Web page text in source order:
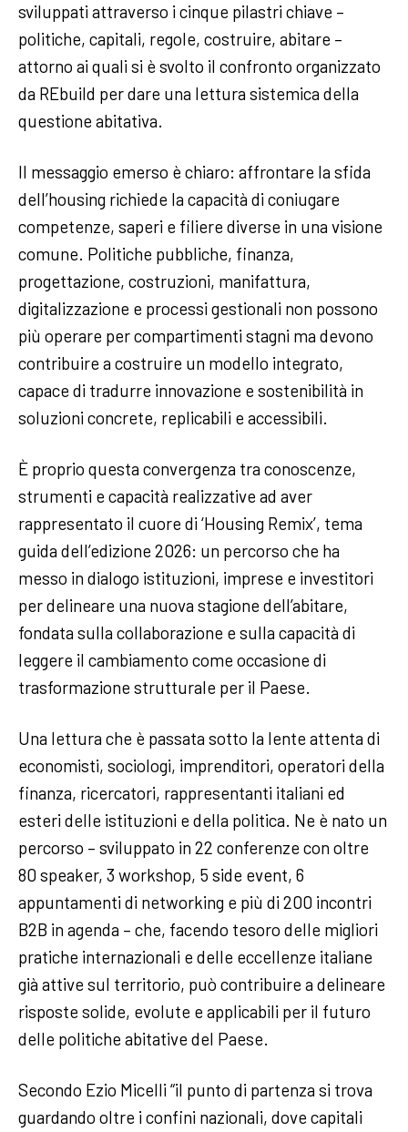
sviluppati attraverso i cinque pilastri chiave –
politiche, capitali, regole, costruire, abitare –
attorno ai quali si è svolto il confronto organizzato
da REbuild per dare una lettura sistemica della
questione abitativa.
Il messaggio emerso è chiaro: affrontare la sfida
dell’housing richiede la capacità di coniugare
competenze, saperi e filiere diverse in una visione
comune. Politiche pubbliche, finanza,
progettazione, costruzioni, manifattura,
digitalizzazione e processi gestionali non possono
più operare per compartimenti stagni ma devono
contribuire a costruire un modello integrato,
capace di tradurre innovazione e sostenibilità in
soluzioni concrete, replicabili e accessibili.
È proprio questa convergenza tra conoscenze,
strumenti e capacità realizzative ad aver
rappresentato il cuore di ‘Housing Remix’, tema
guida dell’edizione 2026: un percorso che ha
messo in dialogo istituzioni, imprese e investitori
per delineare una nuova stagione dell’abitare,
fondata sulla collaborazione e sulla capacità di
leggere il cambiamento come occasione di
trasformazione strutturale per il Paese.
Una lettura che è passata sotto la lente attenta di
economisti, sociologi, imprenditori, operatori della
finanza, ricercatori, rappresentanti italiani ed
esteri delle istituzioni e della politica. Ne è nato un
percorso – sviluppato in 22 conferenze con oltre
80 speaker, 3 workshop, 5 side event, 6
appuntamenti di networking e più di 200 incontri
B2B in agenda – che, facendo tesoro delle migliori
pratiche internazionali e delle eccellenze italiane
già attive sul territorio, può contribuire a delineare
risposte solide, evolute e applicabili per il futuro
delle politiche abitative del Paese.
Secondo Ezio Micelli “il punto di partenza si trova
guardando oltre i confini nazionali, dove capitali